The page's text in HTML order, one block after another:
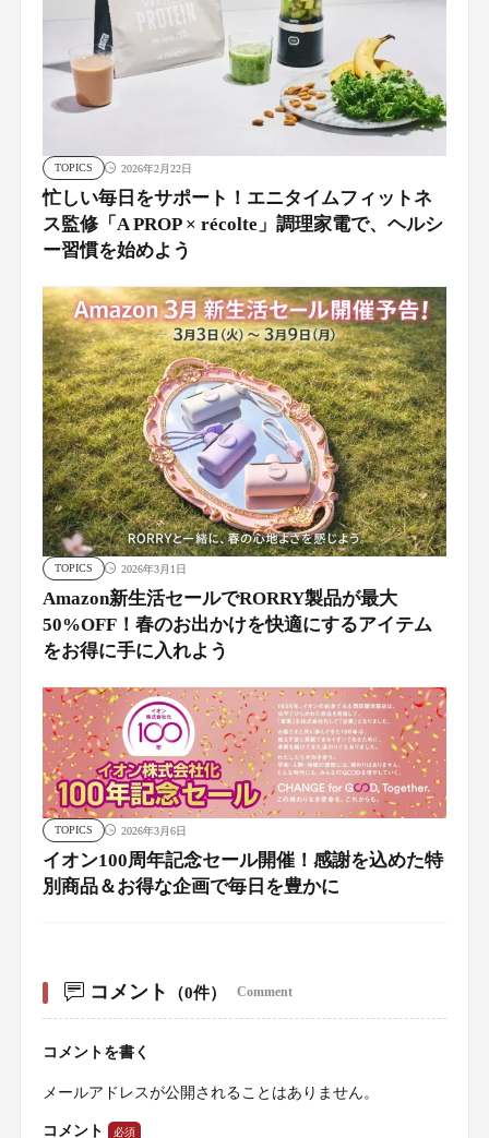
TOPICS 2026年2月22日
忙しい毎日をサポート！エニタイムフィットネ
ス監修「A PROP × récolte」調理家電で、ヘルシ
ー習慣を始めよう
TOPICS 2026年3月1日
Amazon新生活セールでRORRY製品が最大
50%OFF！春のお出かけを快適にするアイテム
をお得に手に入れよう
TOPICS 2026年3月6日
イオン100周年記念セール開催！感謝を込めた特
別商品＆お得な企画で毎日を豊かに
コメント （0件） Comment
コメントを書く
メールアドレスが公開されることはありません。
コメント